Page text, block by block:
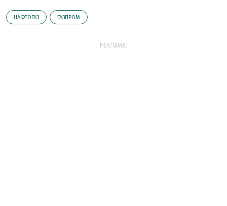
НАФТОГАЗ ГАЗПРОМ
РЕКЛАМА: